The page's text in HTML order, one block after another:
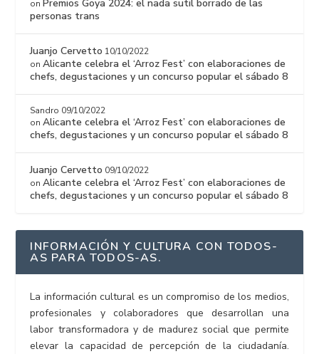
on Premios Goya 2024: el nada sutil borrado de las
personas trans
Juanjo Cervetto 10/10/2022
onAlicante celebra el ‘Arroz Fest’ con elaboraciones de
chefs, degustaciones y un concurso popular el sábado 8
Sandro 09/10/2022
onAlicante celebra el ‘Arroz Fest’ con elaboraciones de
chefs, degustaciones y un concurso popular el sábado 8
Juanjo Cervetto 09/10/2022
onAlicante celebra el ‘Arroz Fest’ con elaboraciones de
chefs, degustaciones y un concurso popular el sábado 8
INFORMACIÓN Y CULTURA CON TODOS-
AS PARA TODOS-AS.
La información cultural es un compromiso de los medios,
profesionales y colaboradores que desarrollan una
labor transformadora y de madurez social que permite
elevar la capacidad de percepción de la ciudadanía.